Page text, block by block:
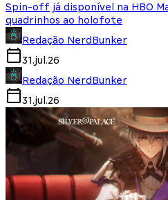
Spin-off já disponível na HBO
quadrinhos ao holofote
Redação NerdBunker
31.jul.26
Redação NerdBunker
31.jul.26